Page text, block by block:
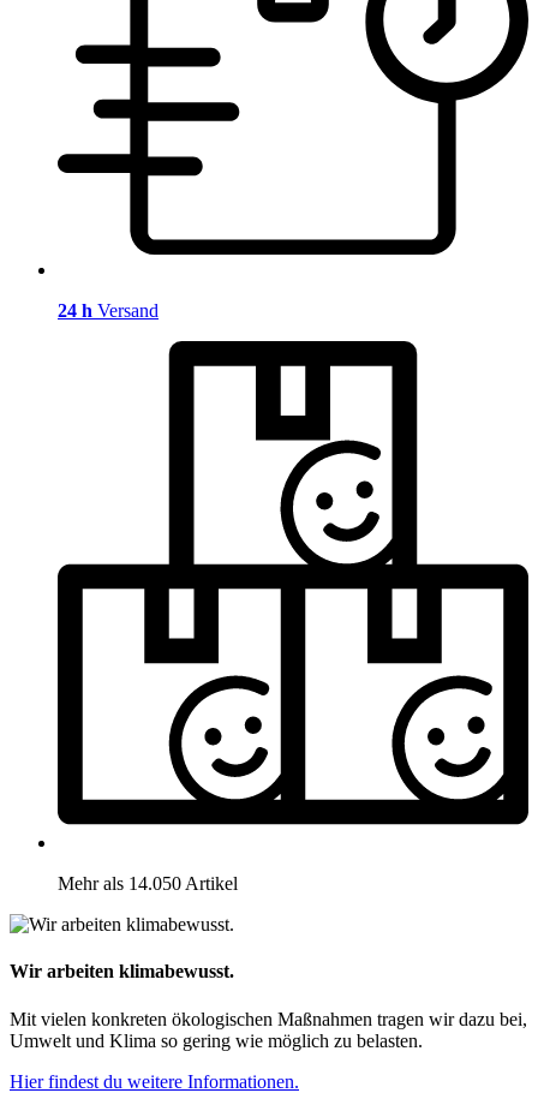
24 h Versand
Mehr als 14.050 Artikel
Wir arbeiten klimabewusst.
Mit vielen konkreten ökologischen Maßnahmen tragen wir dazu bei,
Umwelt und Klima so gering wie möglich zu belasten.
Hier findest du weitere Informationen.